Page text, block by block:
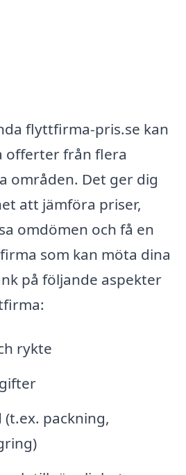
flyttfirma-pris.se kan
offerter från flera
områden. Det ger dig
att jämföra priser,
omdömen och få en
som kan möta dina
på följande aspekter
rykte
packning,